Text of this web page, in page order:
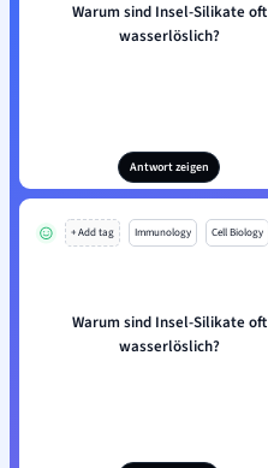
Warum sind Insel-Silikate oft
wasserlöslich?
Antwort zeigen
+ Add tag Immunology Cell Biology
Warum sind Insel-Silikate oft
wasserlöslich?